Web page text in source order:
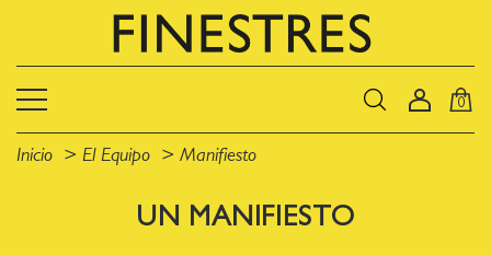
0
Inicio El Equipo Manifiesto
UN MANIFIESTO